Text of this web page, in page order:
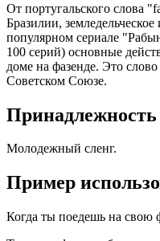
От португальского слова
Бразилии,
популярном сериале
100 серий) основные
доме на фазенде. Это
Советском Союзе.
Принадлежность
Молодежный сленг.
Пример
Когда ты поедешь на свою